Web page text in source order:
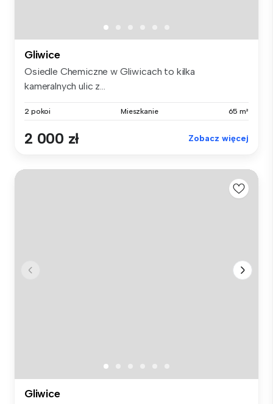
Gliwice
Osiedle Chemiczne w Gliwicach to kilka
kameralnych ulic z...
2 pokoi Mieszkanie 65 m²
2 000 zł Zobacz więcej
Gliwice